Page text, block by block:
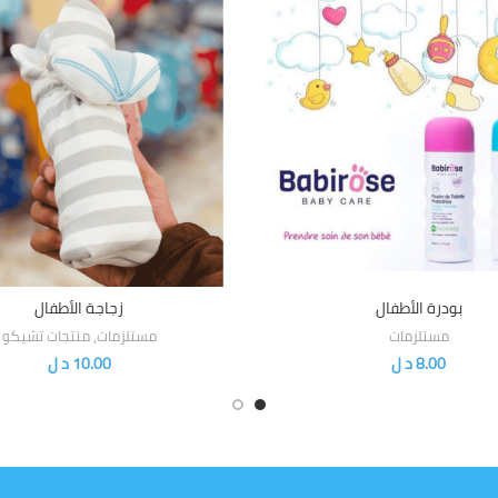
إضافة إلى السلة
بودرة الأطفال
مستلزمات
8.00د ل
إضافة إلى السلة
زجاجة الأطفال
مستلزمات,منتجات تشيكو
10.00د ل